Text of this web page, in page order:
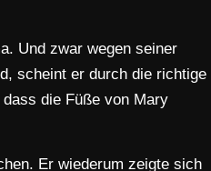
Und zwar wegen seiner
scheint er durch die richtige
die Füße von Mary
Er wiederum zeigte sich